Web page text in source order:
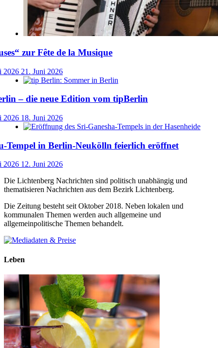
zur Fête de la Musique
2026 21. Juni 2026
– die neue Edition vom tipBerlin
2026 18. Juni 2026
Tempel in Berlin-Neukölln feierlich eröffnet
2026 12. Juni 2026
Die Lichtenberg Nachrichten sind politisch unabhängig und
thematisieren Nachrichten aus dem Bezirk Lichtenberg.
Die Zeitung besteht seit Oktober 2018. Neben lokalen und
kommunalen Themen werden auch allgemeine und
allgemeinpolitische Themen behandelt.
Leben